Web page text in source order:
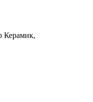
Керамик,